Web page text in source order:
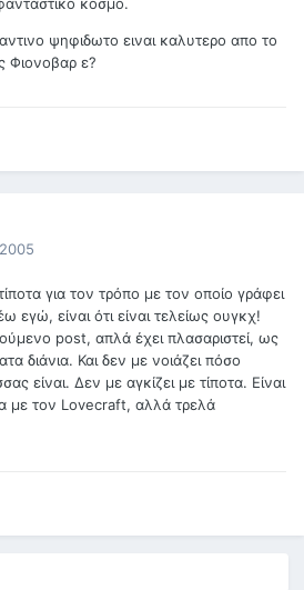
κοσμο.
ψηφιδωτο ειναι καλυτερο απο το
Φιονοβαρ ε?
για τον τρόπο με τον οποίο γράφει
είναι ότι είναι τελείως ουγκχ!
post, απλά έχει πλασαριστεί, ως
διάνια. Και δεν με νοιάζει πόσο
είναι. Δεν με αγκίζει με τίποτα. Είναι
με τον Lovecraft, αλλά τρελά